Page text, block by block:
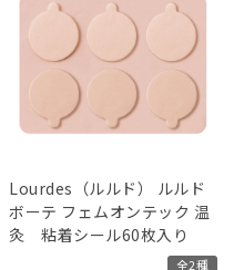
Lourdes（ルルド） ルルド
ボーテ フェムオンテック 温
灸 粘着シール60枚入り
全2種